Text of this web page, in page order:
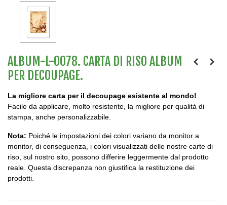
ALBUM-L-0078. CARTA DI RISO ALBUM
PER DECOUPAGE.
La migliore carta per il decoupage esistente al mondo!
Facile da applicare, molto resistente, la migliore per qualità di
stampa, anche personalizzabile.
Nota: Poiché le impostazioni dei colori variano da monitor a
monitor, di conseguenza, i colori visualizzati delle nostre carte di
riso, sul nostro sito, possono differire leggermente dal prodotto
reale. Questa discrepanza non giustifica la restituzione dei
prodotti.